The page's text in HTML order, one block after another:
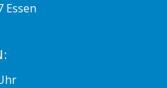
Essen